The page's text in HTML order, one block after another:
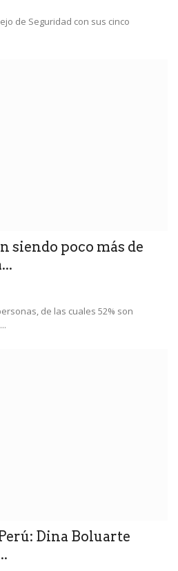
de Seguridad con sus cinco
siendo poco más de
de las cuales 52% son
Dina Boluarte